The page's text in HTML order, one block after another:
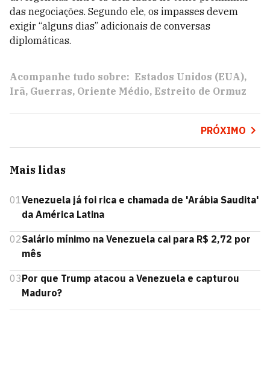
das negociações. Segundo ele, os impasses devem
exigir “alguns dias” adicionais de conversas
diplomáticas.
Acompanhe tudo sobre: Estados Unidos (EUA)
Irã Guerras Oriente Médio Estreito de Ormuz
PRÓXIMO
Mais lidas
01Venezuela já foi rica e chamada de 'Arábia Saudita'
da América Latina
02Salário mínimo na Venezuela cai para R$ 2,72 por
mês
03Por que Trump atacou a Venezuela e capturou
Maduro?